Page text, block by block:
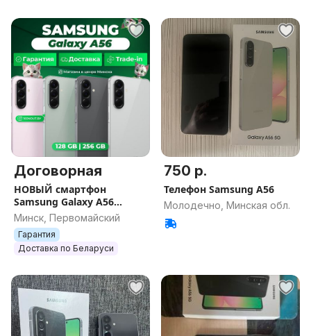
Договорная
НОВЫЙ смартфон
Samsung Galaxy А56
(запечатан) Sim+E-sim /
Гарантия / Все цвета /
Память
Минск, Первомайский
Гарантия
Доставка по Беларуси
750 р.
Телефон Samsung A56
Молодечно, Минская обл.